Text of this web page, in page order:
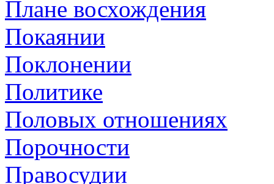
Плане восхождения
Покаянии
Поклонении
Политике
Половых отношениях
Порочности
Правосудии